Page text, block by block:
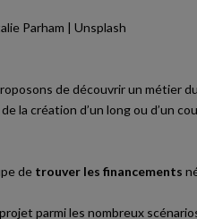
Parham | Unsplash
de découvrir un métier
la création d’un long ou d’un
de trouver les financements
parmi les nombreux